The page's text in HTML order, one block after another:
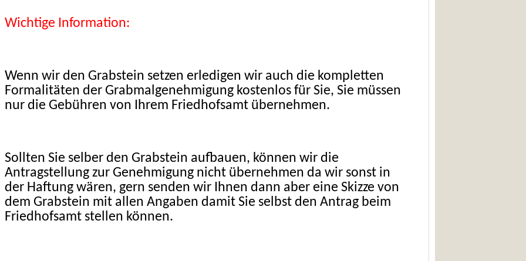
Wichtige Information:
Wenn wir den Grabstein setzen erledigen wir auch die kompletten
Formalitäten der Grabmalgenehmigung kostenlos für Sie, Sie müssen
nur die Gebühren von Ihrem Friedhofsamt übernehmen.
Sollten Sie selber den Grabstein aufbauen, können wir die
Antragstellung zur Genehmigung nicht übernehmen da wir sonst in
der Haftung wären, gern senden wir Ihnen dann aber eine Skizze von
dem Grabstein mit allen Angaben damit Sie selbst den Antrag beim
Friedhofsamt stellen können.